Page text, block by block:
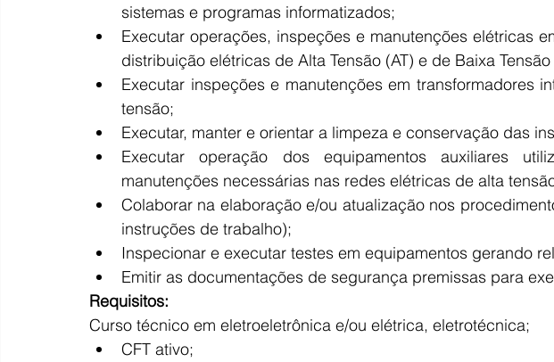
sistemas e programas informatizados;
Executar operações, inspeções e manutenções elétricas
distribuição elétricas de Alta Tensão (AT) e de Baixa Tensão
Executar inspeções e manutenções em transformadores
tensão;
Executar, manter e orientar a limpeza e conservação das
Executar operação dos equipamentos auxiliares
manutenções necessárias nas redes elétricas de alta
Colaborar na elaboração e/ou atualização nos
instruções de trabalho);
Inspecionar e executar testes em equipamentos gerando
Emitir as documentações de segurança premissas para
Requisitos:
Curso técnico em eletroeletrônica e/ou elétrica, eletrotécnica;
CFT ativo;